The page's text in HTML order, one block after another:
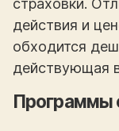
страховки.
действия и
обходится
действующая
Программы